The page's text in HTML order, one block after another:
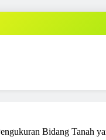
Bidang Tanah